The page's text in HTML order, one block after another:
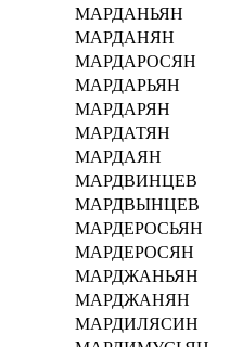
МАРДАНЬЯН
МАРДАНЯН
МАРДАРОСЯН
МАРДАРЬЯН
МАРДАРЯН
МАРДАТЯН
МАРДАЯН
МАРДВИНЦЕВ
МАРДВЫНЦЕВ
МАРДЕРОСЬЯН
МАРДЕРОСЯН
МАРДЖАНЬЯН
МАРДЖАНЯН
МАРДИЛЯСИН